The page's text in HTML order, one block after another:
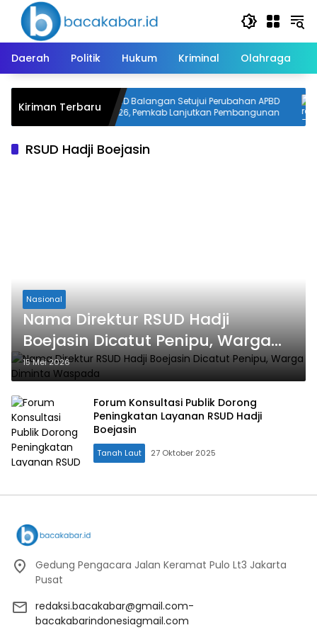
Langsung
konten
Daerah
Politik Hukum Kriminal Olahraga
Kiriman Terbaru
ke 535
DPRD Balangan Setujui Perubahan APBD
2026, Pemkab Lanjutkan Pembangunan
RSUD Hadji Boejasin
Nasional
Nama Direktur RSUD Hadji
Boejasin Dicatut Penipu, Warga
Diminta Waspada
15 Mei 2026
Forum Konsultasi Publik Dorong
Peningkatan Layanan RSUD Hadji
Boejasin
Tanah Laut 27 Oktober 2025
Gedung Pengacara Jalan Keramat Pulo Lt3 Jakarta
Pusat
redaksi.bacakabar@gmail.com-
bacakabarindonesiagmail.com